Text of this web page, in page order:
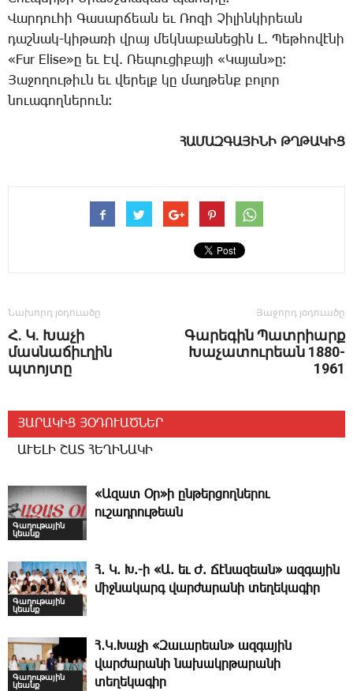
­Վար­դու­հի ­Գա­սար­ճեան եւ ­Ռո­զի ­Չի­լին­կի­րեան
դաշ­նակ-կի­թա­ռի վրայ մեկ­նա­բա­նե­ցին Լ. ­Պեթ­հո­վէ­նի
«Fur Elise»ը եւ Էվ. ­Ռե­պու­ցի­քա­յի «­Կա­յան»ը։
­Յա­ջո­ղու­թիւն եւ վե­րելք կը մաղ­թենք բո­լոր
նո­ւա­գող­նե­րուն։
ՀԱՄԱԶԳԱՅԻՆԻ ԹՂԹԱԿԻՑ
Նախորդ յօդուածը
Հ. Կ. Խաչի
մասնաճիւղին
պտոյտը
Յաջորդ յօդուածը
Գարեգին Պատրիարք
Խաչատուրեան 1880-
1961
ՅԱՐԱԿԻՑ ՅՕԴՈՒԱԾՆԵՐ
ԱՒԵԼԻ ՇԱՏ ՀԵՂԻՆԱԿԻ
Գաղութային
կեանք
«Ազատ Օր»ի ընթերցողներու
ուշադրութեան
Գաղութային
կեանք
Հ. Կ. Խ.-ի «Ա. եւ Ժ. ­Ճէնազեան» ազգային
միջնակարգ վարժարանի տեղեկագիր
Գաղութային
կեանք
Հ․Կ․Խաչի «Զաւարեան» ազգային
վարժարանի նախակրթարանի
տեղեկագիր